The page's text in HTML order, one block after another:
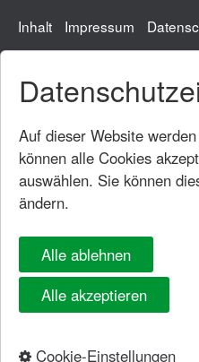
Inhalt Impressum
Gemeindeverwaltung
Hauptstraße 54
Tel.: 07161/95331-0
Fax: 07161/95331-20
rathaus@boertlingen.de
Öffnungszeiten
Rathaus
Montag bis Donnerstag:
Montag und Dienstag:14.00
Donnerstag:14.00 Uhr -
Auf dieser Website
können alle Cookies
auswählen. Sie können
ändern.
Alle ablehnen
Alle akzeptieren
Cookie-Einstellungen